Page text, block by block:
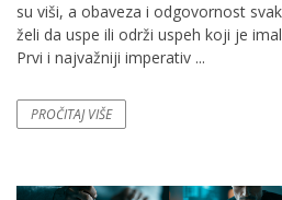
su viši, a obaveza i odgovornost
želi da uspe ili održi uspeh koji je
Prvi i najvažniji imperativ ...
PROČITAJ VIŠE